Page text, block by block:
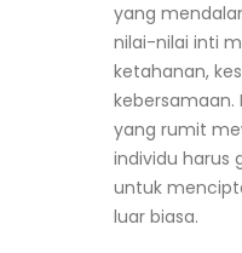
yang
nilai-nilai inti
ketahanan,
kebersamaan.
yang rumit
individu harus
untuk
luar biasa.